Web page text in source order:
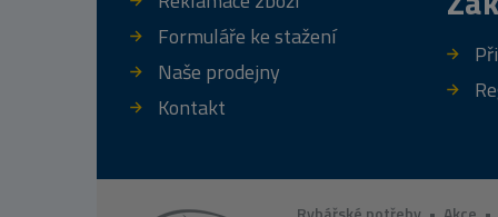
Formuláře ke stažení
Naše prodejny
Kontakt